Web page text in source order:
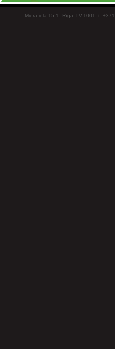
Miera iela 15-1, Rīga, LV-1001, t: